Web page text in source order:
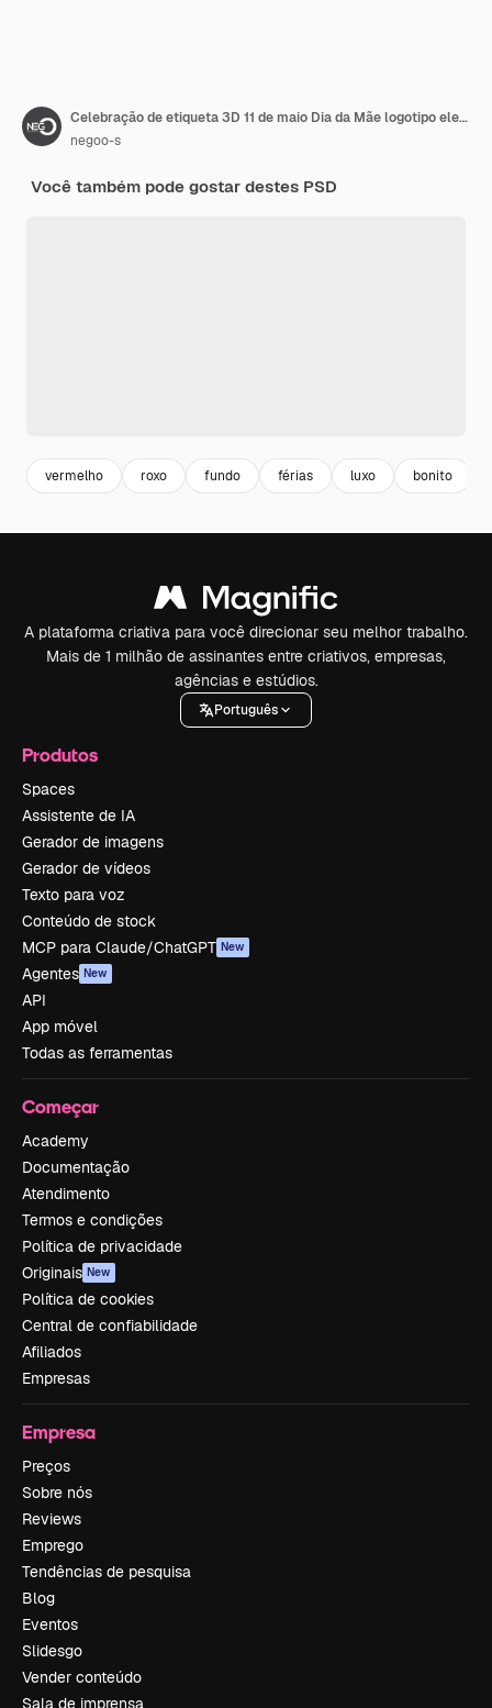
Celebração de etiqueta 3D 11 de maio Dia da Mãe logotipo elegante isolado
negoo-s
Você também pode gostar destes PSD
vermelho roxo fundo férias luxo bonito
A plataforma criativa para você direcionar seu melhor trabalho.
Mais de 1 milhão de assinantes entre criativos, empresas,
agências e estúdios.
Português
Produtos
Spaces
Assistente de IA
Gerador de imagens
Gerador de vídeos
Texto para voz
Conteúdo de stock
MCP para Claude/ChatGPT New
Agentes New
API
App móvel
Todas as ferramentas
Começar
Academy
Documentação
Atendimento
Termos e condições
Política de privacidade
Originais New
Política de cookies
Central de confiabilidade
Afiliados
Empresas
Empresa
Preços
Sobre nós
Reviews
Emprego
Tendências de pesquisa
Blog
Eventos
Slidesgo
Vender conteúdo
Sala de imprensa